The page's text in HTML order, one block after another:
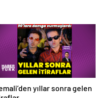
yıllar sonra gelen